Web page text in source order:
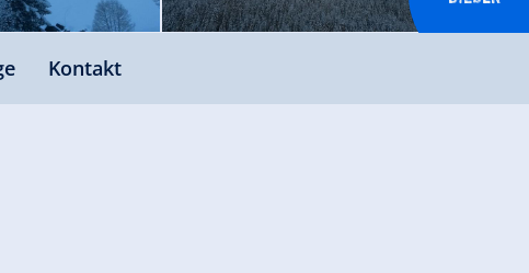
Kontakt